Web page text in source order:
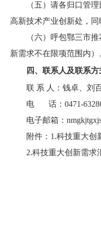
（五）请各归口管
高新技术产业创新处，
（六）呼包鄂三市
新需求不在限项范围内）
四、联系人及联系方
联 系 人：钱卓、刘
电 话：0471-
电子邮箱：
附件：1.科技重大创
2.科技重大创新需求